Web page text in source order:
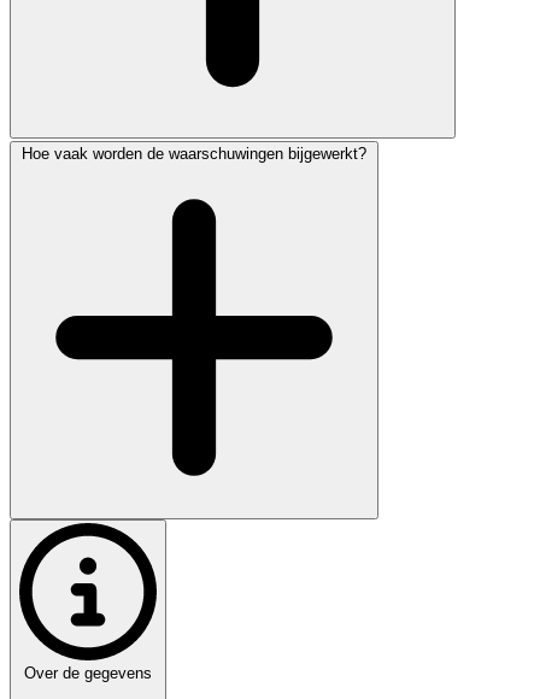
Hoe vaak worden de waarschuwingen bijgewerkt?
Over de gegevens